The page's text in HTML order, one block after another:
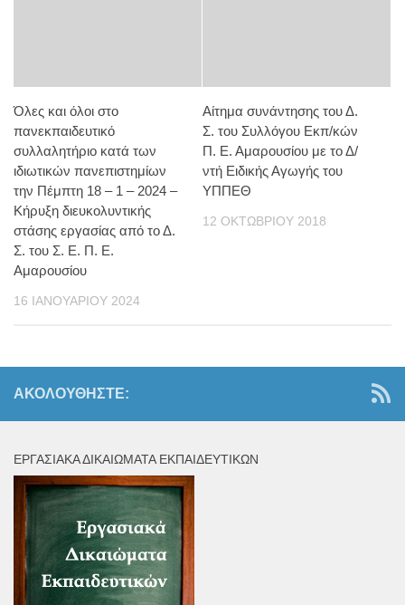
Όλες και όλοι στο
πανεκπαιδευτικό
συλλαλητήριο κατά των
ιδιωτικών πανεπιστημίων
την Πέμπτη 18 – 1 – 2024 –
Κήρυξη διευκολυντικής
στάσης εργασίας από το Δ.
Σ. του Σ. Ε. Π. Ε.
Αμαρουσίου
16 ΙΑΝΟΥΑΡΊΟΥ 2024
Αίτημα συνάντησης του Δ.
Σ. του Συλλόγου Εκπ/κών
Π. Ε. Αμαρουσίου με το Δ/
ντή Ειδικής Αγωγής του
ΥΠΠΕΘ
12 ΟΚΤΩΒΡΊΟΥ 2018
ΑΚΟΛΟΥΘΉΣΤΕ:
ΕΡΓΑΣΙΑΚΆ ΔΙΚΑΙΏΜΑΤΑ ΕΚΠΑΙΔΕΥΤΙΚΏΝ